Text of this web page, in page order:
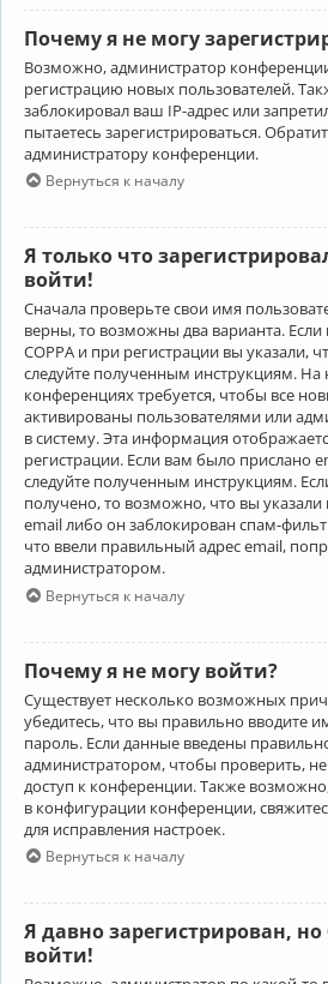
Почему я не могу
Возможно, администратор
регистрацию новых пользователей.
заблокировал ваш IP-адрес или
пытаетесь зарегистрироваться.
администратору конференции.
Вернуться к началу
Я только что
войти!
Сначала проверьте свои имя
верны, то возможны два варианта.
COPPA и при регистрации вы указали,
следуйте полученным инструкциям. На
конференциях требуется, чтобы все
активированы пользователями или
в систему. Эта информация
регистрации. Если вам было прислано
следуйте полученным инструкциям.
получено, то возможно, что вы
email либо он заблокирован спам-
что ввели правильный адрес email,
администратором.
Вернуться к началу
Почему я не могу войти?
Существует несколько возможных
убедитесь, что вы правильно вводите
пароль. Если данные введены
администратором, чтобы проверить,
доступ к конференции. Также
в конфигурации конференции,
для исправления настроек.
Вернуться к началу
Я давно зарегистрирован,
войти!